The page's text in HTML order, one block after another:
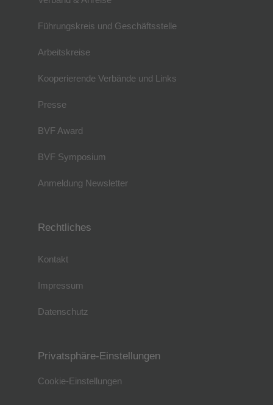
Führungskreis und Geschäftsstelle
Arbeitskreise
Kooperierende Verbände und Links
Presse
BVF Award
BVF Symposium
Anmeldung Newsletter
Rechtliches
Kontakt
Impressum
Datenschutz
Privatsphäre-Einstellungen
Cookie-Einstellungen